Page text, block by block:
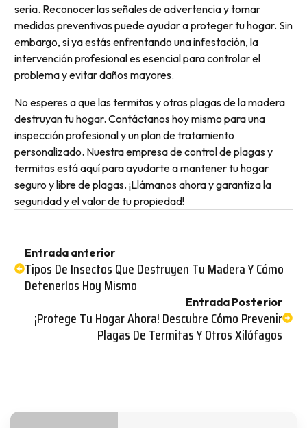
seria. Reconocer las señales de advertencia y tomar
medidas preventivas puede ayudar a proteger tu hogar. Sin
embargo, si ya estás enfrentando una infestación, la
intervención profesional es esencial para controlar el
problema y evitar daños mayores.
No esperes a que las termitas y otras plagas de la madera
destruyan tu hogar. Contáctanos hoy mismo para una
inspección profesional y un plan de tratamiento
personalizado. Nuestra empresa de control de plagas y
termitas está aquí para ayudarte a mantener tu hogar
seguro y libre de plagas. ¡Llámanos ahora y garantiza la
seguridad y el valor de tu propiedad!
Entrada anterior
Tipos De Insectos Que Destruyen Tu Madera Y Cómo
Detenerlos Hoy Mismo
Entrada Posterior
¡Protege Tu Hogar Ahora! Descubre Cómo Prevenir
Plagas De Termitas Y Otros Xilófagos